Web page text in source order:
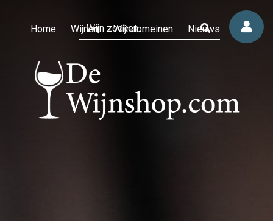
Home Wijnen Wijndomeinen Nieuws